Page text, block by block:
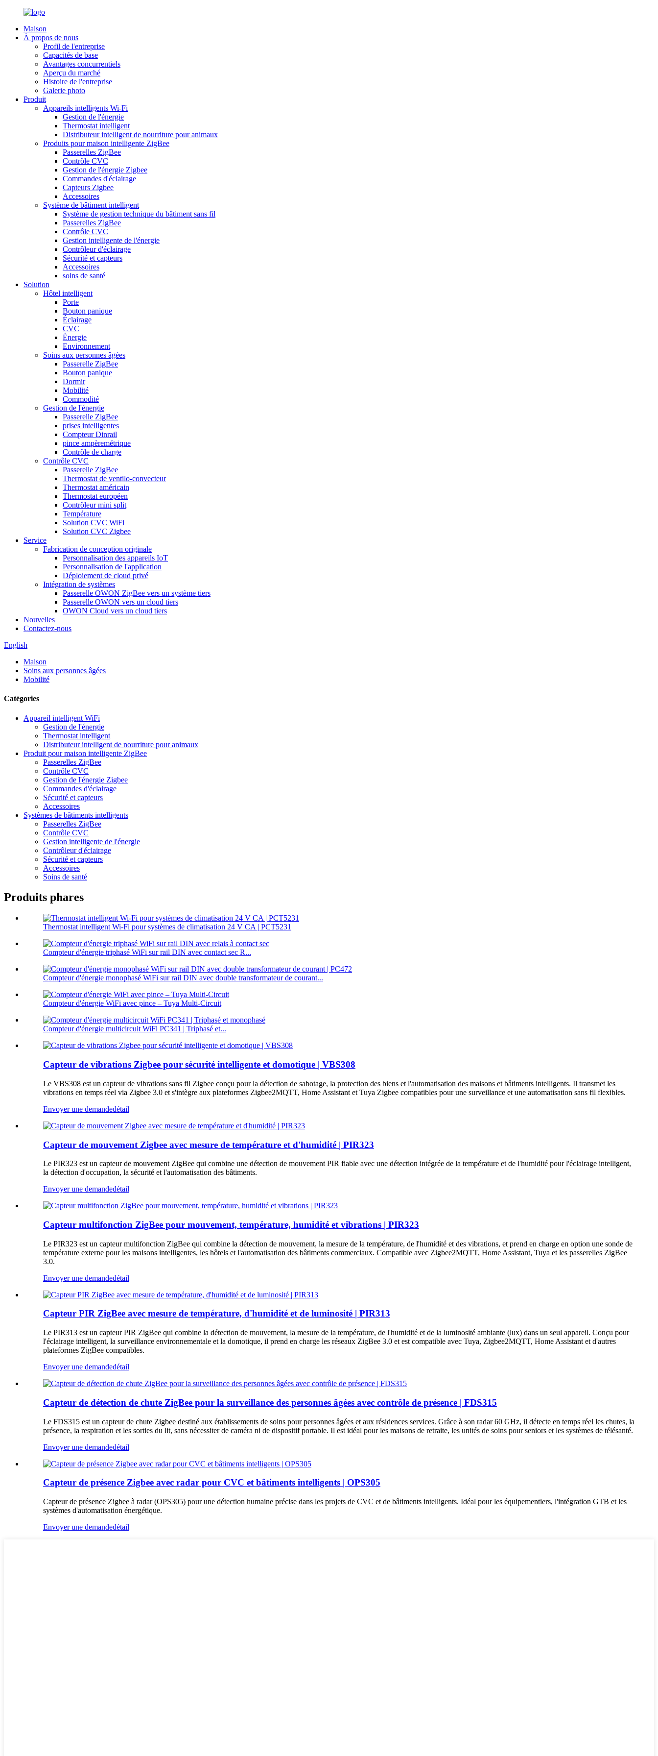
Maison
À propos de nous
Profil de l'entreprise
Capacités de base
Avantages concurrentiels
Aperçu du marché
Histoire de l'entreprise
Galerie photo
Produit
Appareils intelligents Wi-Fi
Gestion de l'énergie
Thermostat intelligent
Distributeur intelligent de nourriture pour animaux
Produits pour maison intelligente ZigBee
Passerelles ZigBee
Contrôle CVC
Gestion de l'énergie Zigbee
Commandes d'éclairage
Capteurs Zigbee
Accessoires
Système de bâtiment intelligent
Système de gestion technique du bâtiment sans fil
Passerelles ZigBee
Contrôle CVC
Gestion intelligente de l'énergie
Contrôleur d'éclairage
Sécurité et capteurs
Accessoires
soins de santé
Solution
Hôtel intelligent
Porte
Bouton panique
Éclairage
CVC
Énergie
Environnement
Soins aux personnes âgées
Passerelle ZigBee
Bouton panique
Dormir
Mobilité
Commodité
Gestion de l'énergie
Passerelle ZigBee
prises intelligentes
Compteur Dinrail
pince ampèremétrique
Contrôle de charge
Contrôle CVC
Passerelle ZigBee
Thermostat de ventilo-convecteur
Thermostat américain
Thermostat européen
Contrôleur mini split
Température
Solution CVC WiFi
Solution CVC Zigbee
Service
Fabrication de conception originale
Personnalisation des appareils IoT
Personnalisation de l'application
Déploiement de cloud privé
Intégration de systèmes
Passerelle OWON ZigBee vers un système tiers
Passerelle OWON vers un cloud tiers
OWON Cloud vers un cloud tiers
Nouvelles
Contactez-nous
English
Maison
Soins aux personnes âgées
Mobilité
Catégories
Appareil intelligent WiFi
Gestion de l'énergie
Thermostat intelligent
Distributeur intelligent de nourriture pour animaux
Produit pour maison intelligente ZigBee
Passerelles ZigBee
Contrôle CVC
Gestion de l'énergie Zigbee
Commandes d'éclairage
Sécurité et capteurs
Accessoires
Systèmes de bâtiments intelligents
Passerelles ZigBee
Contrôle CVC
Gestion intelligente de l'énergie
Contrôleur d'éclairage
Sécurité et capteurs
Accessoires
Soins de santé
Produits phares
Thermostat intelligent Wi-Fi pour systèmes de climatisation 24 V CA | PCT5231
Compteur d'énergie triphasé WiFi sur rail DIN avec contact sec R...
Compteur d'énergie monophasé WiFi sur rail DIN avec double transformateur de courant...
Compteur d'énergie WiFi avec pince – Tuya Multi-Circuit
Compteur d'énergie multicircuit WiFi PC341 | Triphasé et...
Capteur de vibrations Zigbee pour sécurité intelligente et domotique | VBS308
Le VBS308 est un capteur de vibrations sans fil Zigbee conçu pour la détection de sabotage, la protection des biens et l'automatisation des maisons et bâtiments intelligents. Il transmet les
vibrations en temps réel via Zigbee 3.0 et s'intègre aux plateformes Zigbee2MQTT, Home Assistant et Tuya Zigbee compatibles pour une surveillance et une automatisation sans fil flexibles.
Envoyer une demandedétail
Capteur de mouvement Zigbee avec mesure de température et d'humidité | PIR323
Le PIR323 est un capteur de mouvement ZigBee qui combine une détection de mouvement PIR fiable avec une détection intégrée de la température et de l'humidité pour l'éclairage intelligent,
la détection d'occupation, la sécurité et l'automatisation des bâtiments.
Envoyer une demandedétail
Capteur multifonction ZigBee pour mouvement, température, humidité et vibrations | PIR323
Le PIR323 est un capteur multifonction ZigBee qui combine la détection de mouvement, la mesure de la température, de l'humidité et des vibrations, et prend en charge en option une sonde de
température externe pour les maisons intelligentes, les hôtels et l'automatisation des bâtiments commerciaux. Compatible avec Zigbee2MQTT, Home Assistant, Tuya et les passerelles ZigBee
3.0.
Envoyer une demandedétail
Capteur PIR ZigBee avec mesure de température, d'humidité et de luminosité | PIR313
Le PIR313 est un capteur PIR ZigBee qui combine la détection de mouvement, la mesure de la température, de l'humidité et de la luminosité ambiante (lux) dans un seul appareil. Conçu pour
l'éclairage intelligent, la surveillance environnementale et la domotique, il prend en charge les réseaux ZigBee 3.0 et est compatible avec Tuya, Zigbee2MQTT, Home Assistant et d'autres
plateformes ZigBee compatibles.
Envoyer une demandedétail
Capteur de détection de chute ZigBee pour la surveillance des personnes âgées avec contrôle de présence | FDS315
Le FDS315 est un capteur de chute Zigbee destiné aux établissements de soins pour personnes âgées et aux résidences services. Grâce à son radar 60 GHz, il détecte en temps réel les chutes, la
présence, la respiration et les sorties du lit, sans nécessiter de caméra ni de dispositif portable. Il est idéal pour les maisons de retraite, les unités de soins pour seniors et les systèmes de télésanté.
Envoyer une demandedétail
Capteur de présence Zigbee avec radar pour CVC et bâtiments intelligents | OPS305
Capteur de présence Zigbee à radar (OPS305) pour une détection humaine précise dans les projets de CVC et de bâtiments intelligents. Idéal pour les équipementiers, l'intégration GTB et les
systèmes d'automatisation énergétique.
Envoyer une demandedétail